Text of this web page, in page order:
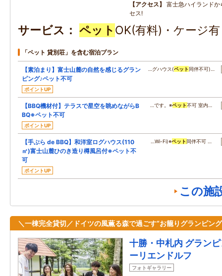
アクセス
富士急ハイランド
セス!
サービス ペット OK(有料)・ケージ
「ペット 貸別荘」を含む宿泊プラン
【素泊まり】富士山麓の自然を感じるグラン
ピング♪ペット不可
ポイントUP
…グハウス(ペット 同伴不可)…
【BBQ機材付】テラスで星空を眺めながらB
BQ※ペット不可
ポイントUP
…です。※ペット不可 室内…
【手ぶら de BBQ】和洋室ログハウス(110
㎡)富士山麓ひのき造り樽風呂付※ペット不
可
ポイントUP
…Wi-Fi)※ペット 同伴不可 …
この施
＼一棟完全貸切／ドイツの風薫る森で過ごす“お籠りグランピン
十勝・中札内 グラン
ーリエンドルフ
フォトギャラリー